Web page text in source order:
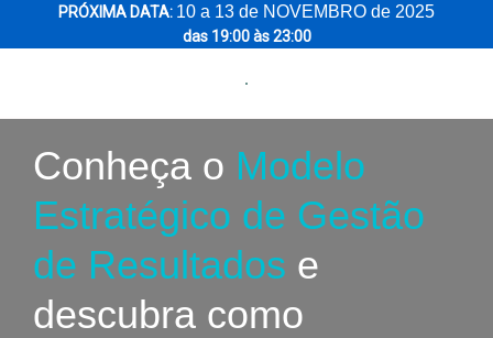
PRÓXIMA DATA: 10 a 13 de NOVEMBRO de 2025
das 19:00 às 23:00
Conheça o Modelo
Estratégico de Gestão
de Resultados e
descubra como